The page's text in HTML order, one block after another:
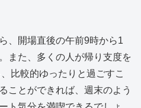
、開場直後の午前9時から1
また、多くの人が帰り支度を
比較的ゆったりと過ごすこ
ことができれば、週末のよう